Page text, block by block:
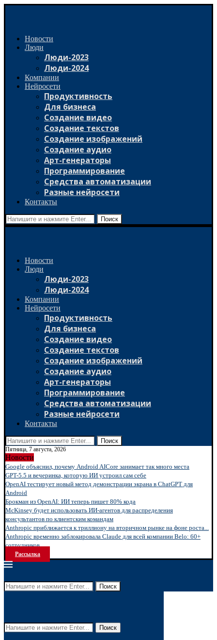
Новости
Люди
Люди-2023
Люди-2024
Компании
Нейросети
Продуктивность
Для бизнеса
Создание видео
Создание текстов
Создание изображений
Создание аудио
Арт-генераторы
Программирование
Средства автоматизации
Разные нейросети
Контакты
Поиск
Новости
Люди
Люди-2023
Люди-2024
Компании
Нейросети
Продуктивность
Для бизнеса
Создание видео
Создание текстов
Создание изображений
Создание аудио
Арт-генераторы
Программирование
Средства автоматизации
Разные нейросети
Контакты
Поиск
Пятница, 7 августа, 2026
Новости
Google объяснил, почему Android AICore занимает так много места
GPT-5.5 и вечеринка, которую ИИ устроил сам себе
OpenAI тестирует новый метод демонстрации экрана в ChatGPT для
Android
Брокман из OpenAI: ИИ теперь пишет 80% кода
McKinsey будет использовать ИИ-агентов для распределения
консультантов по клиентским командам
Anthropic приближается к триллиону на вторичном рынке на фоне роста...
Anthropic временно заблокировала Claude для всей компании Belo: 60+
сотрудников...
Рассылка
Поиск
Поиск